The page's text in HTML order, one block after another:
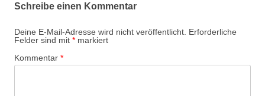
Schreibe einen Kommentar
Deine E-Mail-Adresse wird nicht veröffentlicht. Erforderliche
Felder sind mit * markiert
Kommentar *